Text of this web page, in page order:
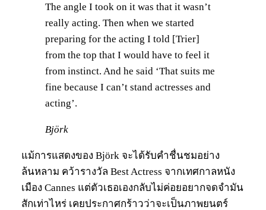
The angle I took on it was that it wasn’t
really acting. Then when we started
preparing for the acting I told [Trier]
from the top that I would have to feel it
from instinct. And he said ‘That suits me
fine because I can’t stand actresses and
acting’.
Björk
แม้การแสดงของ Björk จะได้รับคำชื่นชมอย่าง
ล้นหลาม คว้ารางวัล Best Actress จากเทศกาลหนัง
เมือง Cannes แต่ตัวเธอเองกลับไม่ค่อยอยากจดจำมัน
สักเท่าไหร่ เคยประกาศกร้าวว่าจะเป็นภาพยนตร์